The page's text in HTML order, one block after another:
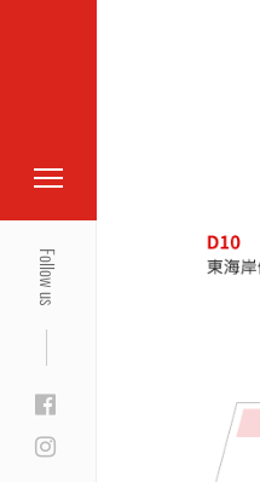
Follow us